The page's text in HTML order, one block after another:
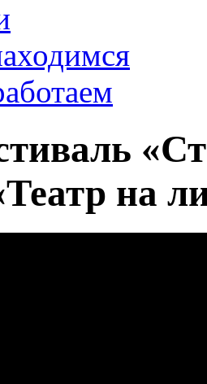
на